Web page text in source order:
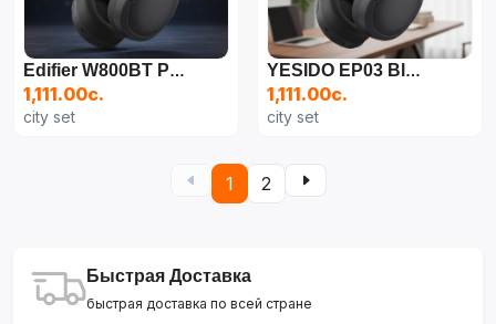
Edifier W800BT PRO — Беспроводные Наушники С Активным Шумоподавлением
1,111.00с.
city set
YESIDO EP03 Bluetooth Беспроводная Стереогарнитура Складные Наушники С Аудиокабелем
1,111.00с.
city set
1 2
Быстрая Доставка
быстрая доставка по всей стране